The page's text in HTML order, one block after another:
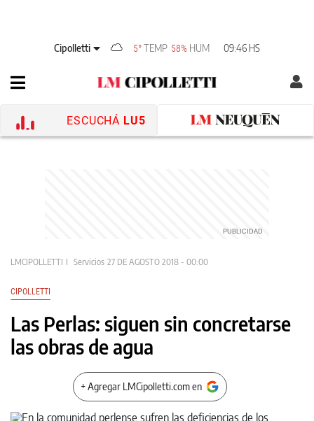
Cipolletti 5° TEMP 58% HUM 09:46 HS
ESCUCHÁ LU5
LMCIPOLLETTI Servicios 27 DE AGOSTO 2018 - 00:00
CIPOLLETTI
Las Perlas: siguen sin concretarse
las obras de agua
+ Agregar LMCipolletti.com en